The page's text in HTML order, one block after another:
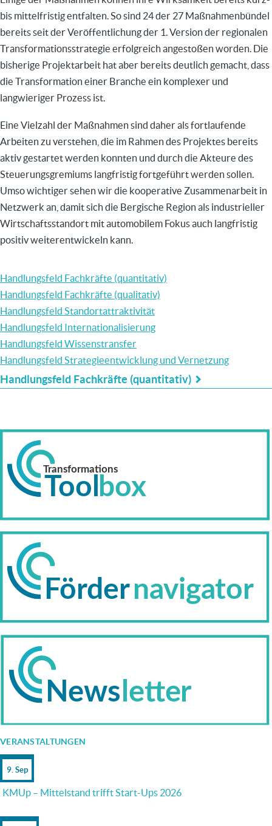
bis mittelfristig entfalten. So sind 24 der 27 Maßnahmenbündel
bereits seit der Veröffentlichung der 1. Version der regionalen
Transformationsstrategie erfolgreich angestoßen worden. Die
bisherige Projektarbeit hat aber bereits deutlich gemacht, dass
die Transformation einer Branche ein komplexer und
langwieriger Prozess ist.
Eine Vielzahl der Maßnahmen sind daher als fortlaufende
Arbeiten zu verstehen, die im Rahmen des Projektes bereits
aktiv gestartet werden konnten und durch die Akteure des
Steuerungsgremiums langfristig fortgeführt werden sollen.
Umso wichtiger sehen wir die kooperative Zusammenarbeit in
Netzwerk an, damit sich die Bergische Region als industrieller
Wirtschaftsstandort mit automobilem Fokus auch langfristig
positiv weiterentwickeln kann.
Handlungsfeld Fachkräfte (quantitativ)
Handlungsfeld Fachkräfte (qualitativ)
Handlungsfeld Standortattraktivität
Handlungsfeld Internationalisierung
Handlungsfeld Wissenstransfer
Handlungsfeld Strategieentwicklung und Vernetzung
LINKS
DAS
BLÄTTERN
IM
REGIONALE
TRANSFORMATIONSSTRATEGIE
2.0
Handlungsfeld Fachkräfte (quantitativ)
VERANSTALTUNGEN
9. Sep
KMUp – Mittelstand trifft Start-Ups 2026